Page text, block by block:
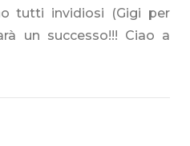
tutti invidiosi (Gigi per
un successo!!! Ciao a